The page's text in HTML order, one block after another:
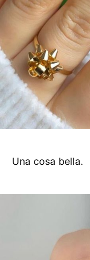
Una cosa bella.